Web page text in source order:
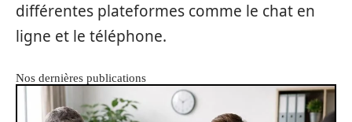
différentes plateformes comme le chat en
ligne et le téléphone.
Nos dernières publications